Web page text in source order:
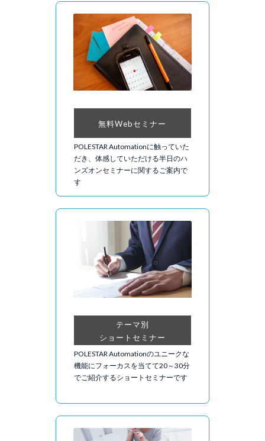
無料Webセミナー
POLESTAR Automationに触っていた
だき、体感していただける半日のハ
ンズオンセミナーに関するご案内で
す
テーマ別
ショートセミナー
POLESTAR Automationのユニークな
機能にフォーカスを当てて20～30分
でご紹介するショートセミナーです